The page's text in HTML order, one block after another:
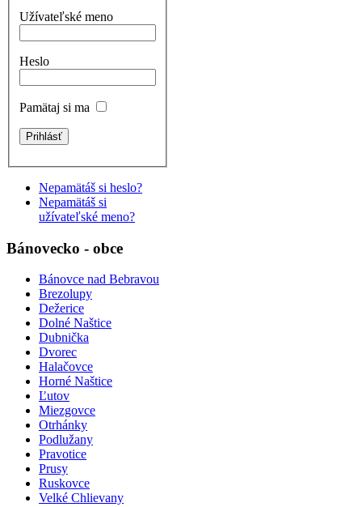
Užívateľské meno
Heslo
Pamätaj si ma
Nepamätáš si heslo?
Nepamätáš si
užívateľské meno?
Bánovecko - obce
Bánovce nad Bebravou
Brezolupy
Dežerice
Dolné Naštice
Dubnička
Dvorec
Halačovce
Horné Naštice
Ľutov
Miezgovce
Otrhánky
Podlužany
Pravotice
Prusy
Ruskovce
Velké Chlievany